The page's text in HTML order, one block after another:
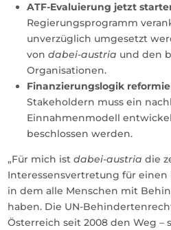
ATF-Evaluierung jetzt
Regierungsprogramm
unverzüglich umgesetzt
von dabei-austria und den
Organisationen.
Finanzierungslogik
Stakeholdern muss ein
Einnahmenmodell
beschlossen werden.
„Für mich ist dabei-austria die
Interessensvertretung für
in dem alle Menschen mit
haben. Die UN-
Österreich seit 2008 den Weg –